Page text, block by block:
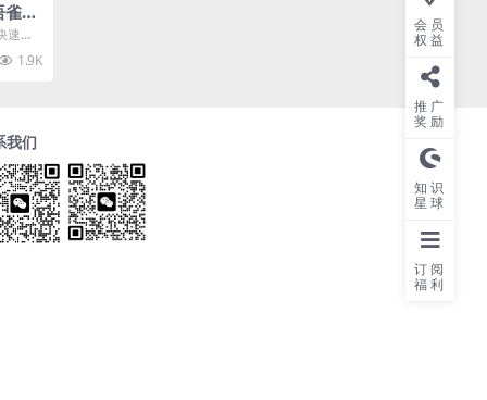
雀
速构
1.9K
我们
会员
权益
推广
奖励
知识
星球
订阅
福利